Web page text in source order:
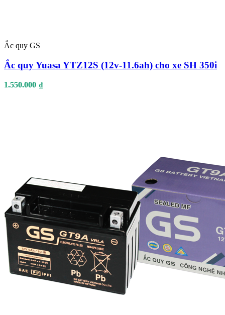
Ắc quy GS
Ắc quy Yuasa YTZ12S (12v-11.6ah) cho xe SH 350i
1.550.000 ₫